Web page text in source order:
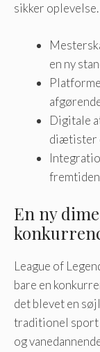
sikker oplevelse.
en ny
Digitale
diætister
En ny
League of
bare en
det blevet en
traditionel sport
og